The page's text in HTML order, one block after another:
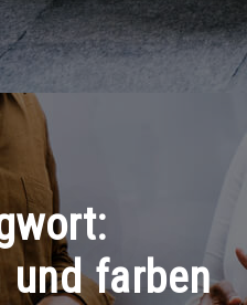
farben